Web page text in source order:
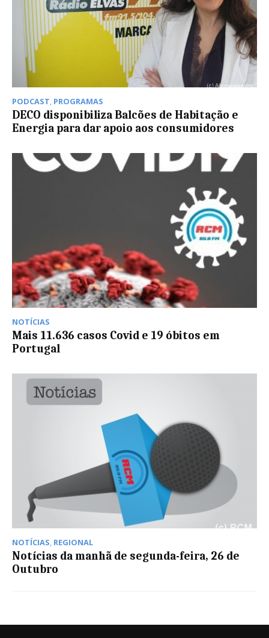
PODCAST, PROGRAMAS
DECO disponibiliza Balcões de Habitação e
Energia para dar apoio aos consumidores
NOTÍCIAS
Mais 11.636 casos Covid e 19 óbitos em
Portugal
NOTÍCIAS, REGIONAL
Notícias da manhã de segunda-feira, 26 de
Outubro